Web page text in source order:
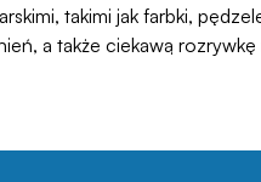
takimi jak farbki,
a także ciekawą rozrywkę